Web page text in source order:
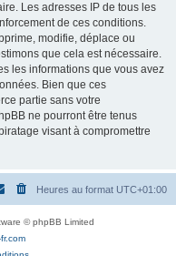
Les adresses IP de tous les
de ces conditions.
modifie, déplace ou
que cela est nécessaire.
les informations que vous avez
Bien que ces
partie sans votre
ne pourront être tenus
visant à compromettre
Heures au format UTC+01:00
© phpBB Limited